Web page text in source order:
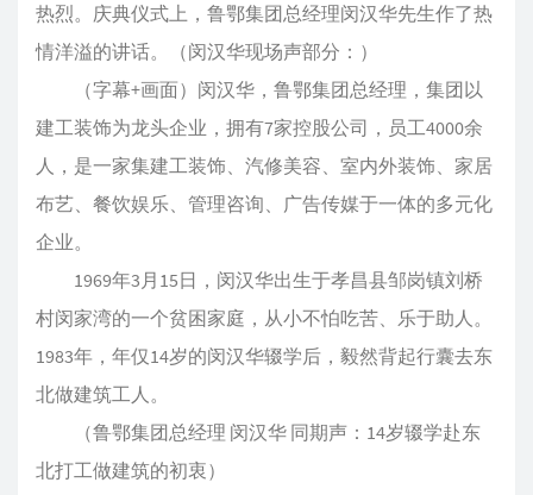
热烈。庆典仪式上，鲁鄂集团总经理闵汉华先生作了热
情洋溢的讲话。（闵汉华现场声部分：）
（字幕+画面）闵汉华，鲁鄂集团总经理，集团以
建工装饰为龙头企业，拥有7家控股公司，员工4000余
人，是一家集建工装饰、汽修美容、室内外装饰、家居
布艺、餐饮娱乐、管理咨询、广告传媒于一体的多元化
企业。
1969年3月15日，闵汉华出生于孝昌县邹岗镇刘桥
村闵家湾的一个贫困家庭，从小不怕吃苦、乐于助人。
1983年，年仅14岁的闵汉华辍学后，毅然背起行囊去东
北做建筑工人。
（鲁鄂集团总经理 闵汉华 同期声：14岁辍学赴东
北打工做建筑的初衷）